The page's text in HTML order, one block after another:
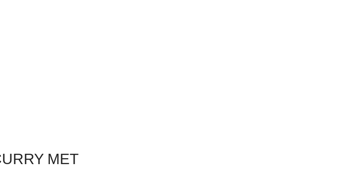
MET